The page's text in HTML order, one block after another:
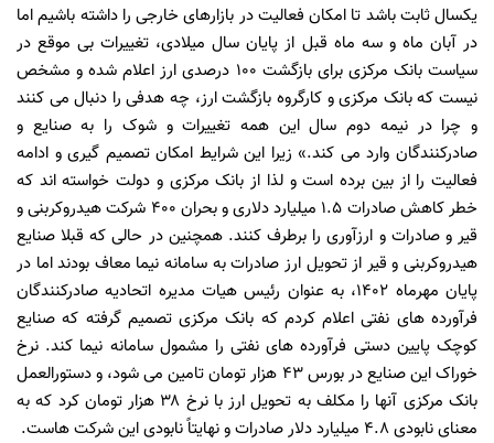
یکسال ثابت باشد تا امکان فعالیت در بازارهای خارجی را داشته باشیم اما
در آبان ماه و سه ماه قبل از پایان سال میلادی، تغییرات بی موقع در
سیاست بانک مرکزی برای بازگشت 100 درصدی ارز اعلام شده و مشخص
نیست که بانک مرکزی و کارگروه بازگشت ارز، چه هدفی را دنبال می کنند
و چرا در نیمه دوم سال این همه تغییرات و شوک را به صنایع و
صادرکنندگان وارد می کند.» زیرا این شرایط امکان تصمیم گیری و ادامه
فعالیت را از بین برده است و لذا از بانک مرکزی و دولت خواسته اند که
خطر کاهش صادرات 1.5 میلیارد دلاری و بحران 400 شرکت هیدروکربنی و
قیر و صادرات و ارزآوری را برطرف کنند. همچنین در حالی که قبلا صنایع
هیدروکربنی و قیر از تحویل ارز صادرات به سامانه نیما معاف بودند اما در
پایان مهرماه 1402، به عنوان رئیس هیات مدیره اتحادیه صادرکنندگان
فرآورده های نفتی اعلام کردم که بانک مرکزی تصمیم گرفته که صنایع
کوچک پایین دستی فرآورده های نفتی را مشمول سامانه نیما کند. نرخ
خوراک این صنایع در بورس ۴۳ هزار تومان تامین می شود، و دستورالعمل
بانک مرکزی آنها را مکلف به تحویل ارز با نرخ ۳۸ هزار تومان کرد که به
معنای نابودی ۴.۸ میلیارد دلار صادرات و نهایتاً نابودی این شرکت هاست.